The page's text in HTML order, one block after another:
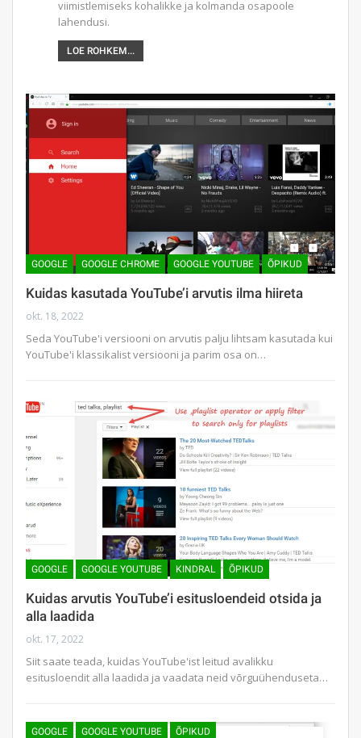
viimistlemiseks kohalikke ja kolmanda osapoole
lahendusi.
LOE ROHKEM...
GOOGLE GOOGLE CHROME GOOGLE YOUTUBE ÕPIKUD
Kuidas kasutada YouTube’i arvutis ilma hiireta
okt. 18, 2022
Seda YouTube'i versiooni on arvutis palju lihtsam kasutada kui
YouTube'i klassikalist versiooni ja parim osa on…
GOOGLE GOOGLE YOUTUBE KINDRAL ÕPIKUD
Kuidas arvutis YouTube’i esitusloendeid otsida ja
alla laadida
okt. 17, 2022
Siit saate teada, kuidas YouTube'ist leitud avalikku
esitusloendit alla laadida ja vaadata neid võrguühenduseta…
GOOGLE GOOGLE YOUTUBE ÕPIKUD